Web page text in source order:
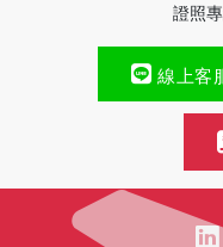
證照
線上客